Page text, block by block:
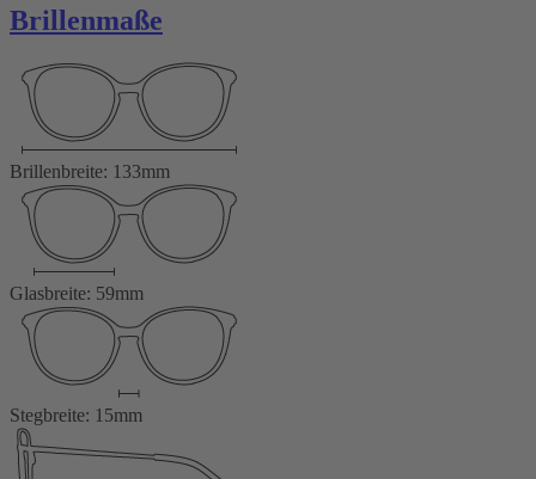
Brillenmaße
Brillenbreite: 133mm
Glasbreite: 59mm
Stegbreite: 15mm